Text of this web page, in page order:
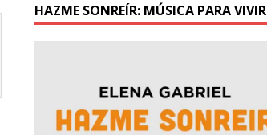
HAZME SONREÍR: MÚSICA PARA VIVIR